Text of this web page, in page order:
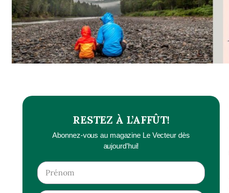
RESTEZ À L’AFFÛT!
Abonnez-vous au magazine Le Vecteur dès
aujourd’hui!